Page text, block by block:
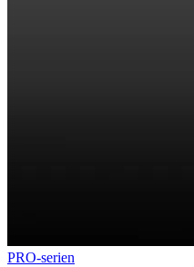
PRO-serien